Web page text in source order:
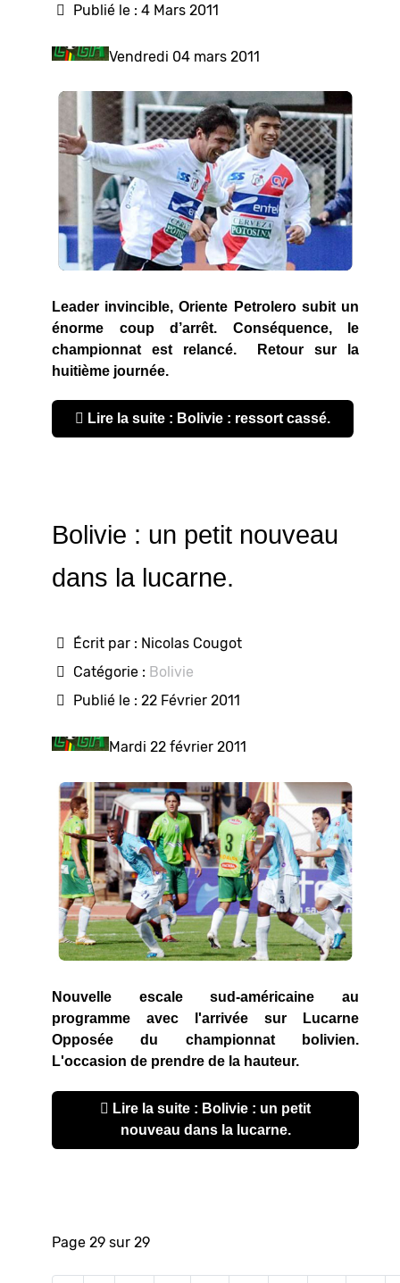
Publié le : 4 Mars 2011
Vendredi 04 mars 2011
Leader invincible, Oriente Petrolero subit un
énorme coup d’arrêt. Conséquence, le
championnat est relancé. Retour sur la
huitième journée.
Lire la suite : Bolivie : ressort cassé.
Bolivie : un petit nouveau
dans la lucarne.
Écrit par : Nicolas Cougot
Catégorie : Bolivie
Publié le : 22 Février 2011
Mardi 22 février 2011
Nouvelle escale sud-américaine au
programme avec l'arrivée sur Lucarne
Opposée du championnat bolivien.
L'occasion de prendre de la hauteur.
Lire la suite : Bolivie : un petit
nouveau dans la lucarne.
Page 29 sur 29